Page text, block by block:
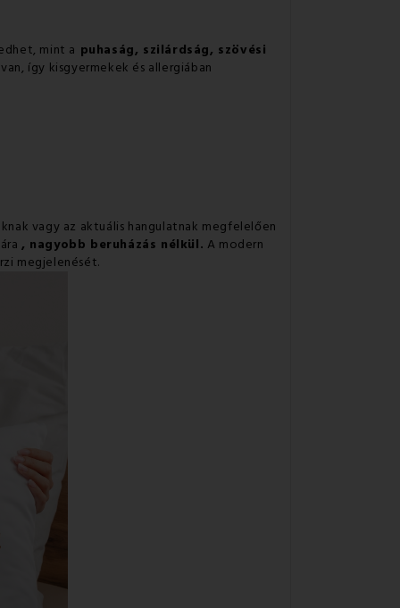
mint a puhaság, szilárdság, szövési
így kisgyermekek és allergiában
vagy az aktuális hangulatnak megfelelően
, nagyobb beruházás nélkül. A modern
megjelenését.